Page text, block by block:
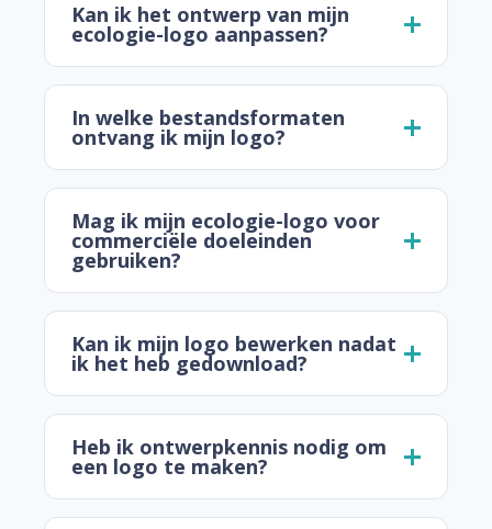
Kan ik het ontwerp van mijn
ecologie-logo aanpassen?
In welke bestandsformaten
ontvang ik mijn logo?
Mag ik mijn ecologie-logo voor
commerciële doeleinden
gebruiken?
Kan ik mijn logo bewerken nadat
ik het heb gedownload?
Heb ik ontwerpkennis nodig om
een logo te maken?